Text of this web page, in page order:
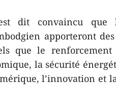
dit convaincu
apporteront
que le
la sécurité
l’innovation et